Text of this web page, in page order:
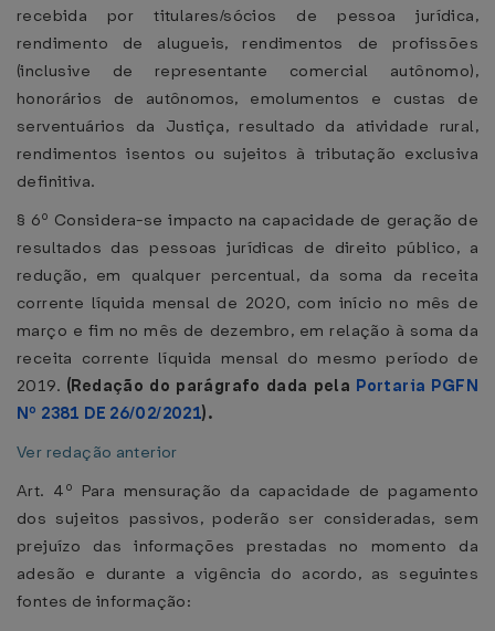
recebida por titulares/sócios de pessoa jurídica,
rendimento de alugueis, rendimentos de profissões
(inclusive de representante comercial autônomo),
honorários de autônomos, emolumentos e custas de
serventuários da Justiça, resultado da atividade rural,
rendimentos isentos ou sujeitos à tributação exclusiva
definitiva.
§ 6º Considera-se impacto na capacidade de geração de
resultados das pessoas jurídicas de direito público, a
redução, em qualquer percentual, da soma da receita
corrente líquida mensal de 2020, com início no mês de
março e fim no mês de dezembro, em relação à soma da
receita corrente líquida mensal do mesmo período de
2019. (Redação do parágrafo dada pela Portaria PGFN
Nº 2381 DE 26/02/2021).
Ver redação anterior
Art. 4º Para mensuração da capacidade de pagamento
dos sujeitos passivos, poderão ser consideradas, sem
prejuízo das informações prestadas no momento da
adesão e durante a vigência do acordo, as seguintes
fontes de informação: